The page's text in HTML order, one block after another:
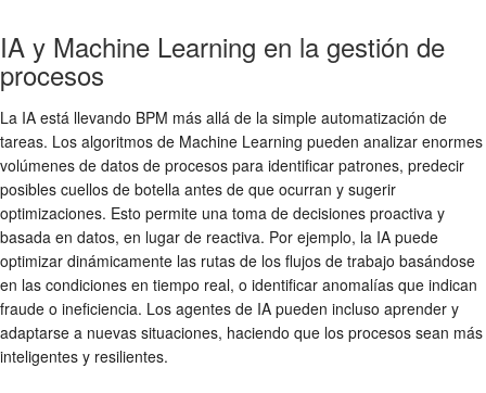
IA y Machine Learning en la gestión de
procesos
La IA está llevando BPM más allá de la simple automatización de
tareas. Los algoritmos de Machine Learning pueden analizar enormes
volúmenes de datos de procesos para identificar patrones, predecir
posibles cuellos de botella antes de que ocurran y sugerir
optimizaciones. Esto permite una toma de decisiones proactiva y
basada en datos, en lugar de reactiva. Por ejemplo, la IA puede
optimizar dinámicamente las rutas de los flujos de trabajo basándose
en las condiciones en tiempo real, o identificar anomalías que indican
fraude o ineficiencia. Los agentes de IA pueden incluso aprender y
adaptarse a nuevas situaciones, haciendo que los procesos sean más
inteligentes y resilientes.